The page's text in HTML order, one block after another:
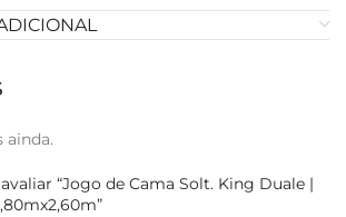
ainda.
“Jogo de Cama Solt. King Duale |